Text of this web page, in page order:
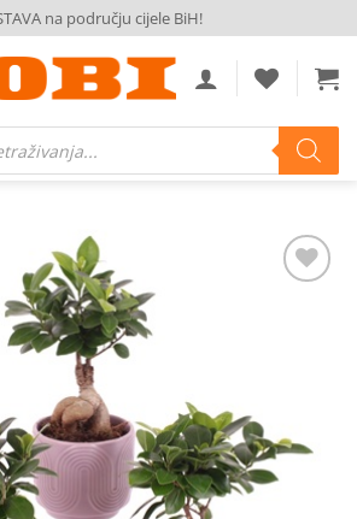
na području cijele BiH!